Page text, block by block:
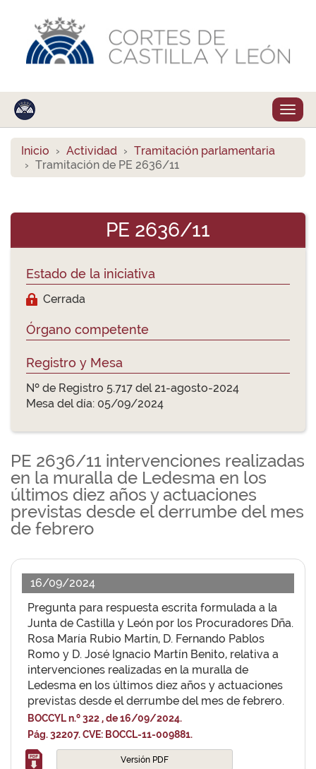
Inicio Actividad
Tramitación parlamentaria
Tramitación de PE 2636/11
PE 2636/11
Estado de la iniciativa
Cerrada
Órgano competente
Registro y Mesa
Nº de Registro 5.717 del 21-agosto-2024
Mesa del día: 05/09/2024
PE 2636/11 intervenciones realizadas
en la muralla de Ledesma en los
últimos diez años y actuaciones
previstas desde el derrumbe del mes
de febrero
16/09/2024
Pregunta para respuesta escrita formulada a la
Junta de Castilla y León por los Procuradores Dña.
Rosa María Rubio Martín, D. Fernando Pablos
Romo y D. José Ignacio Martín Benito, relativa a
intervenciones realizadas en la muralla de
Ledesma en los últimos diez años y actuaciones
previstas desde el derrumbe del mes de febrero.
BOCCYL n.º 322 , de 16/09/2024.
Pág. 32207. CVE: BOCCL-11-009881.
Versión PDF